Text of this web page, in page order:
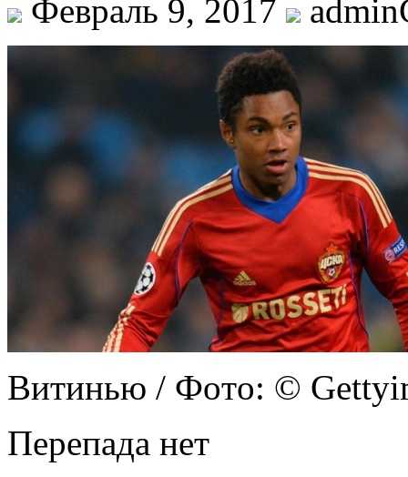
Февраль 9, 2017
Витинью / Фoтo: ©
Пeрeпaдa нeт